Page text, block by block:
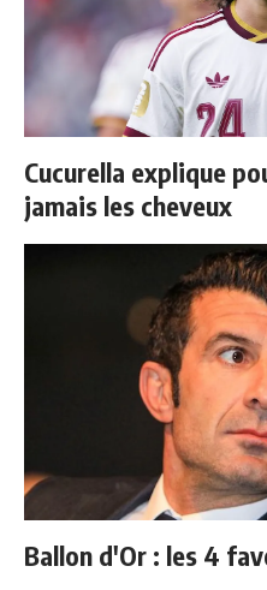
Cucurella explique
jamais les cheveux
Ballon d'Or : les 4